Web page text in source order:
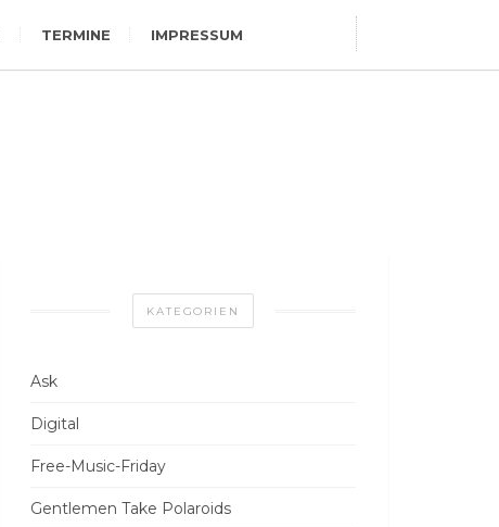
TERMINE IMPRESSUM
KATEGORIEN
Ask
Digital
Free-Music-Friday
Gentlemen Take Polaroids